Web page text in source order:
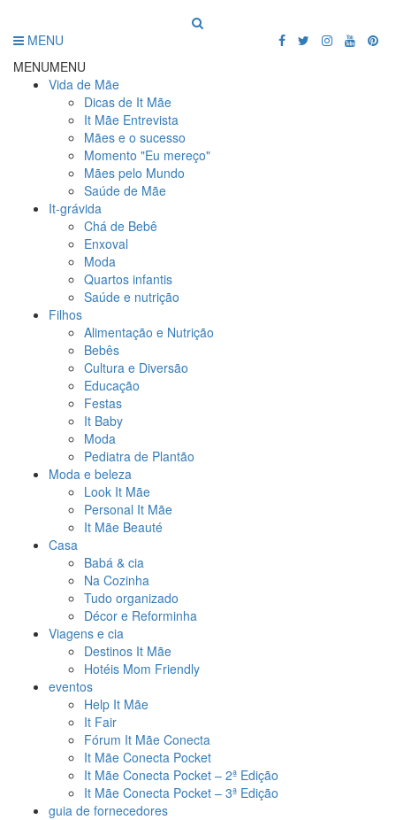
MENU
MENUMENU
Vida de Mãe
Dicas de It Mãe
It Mãe Entrevista
Mães e o sucesso
Momento "Eu mereço"
Mães pelo Mundo
Saúde de Mãe
It-grávida
Chá de Bebê
Enxoval
Moda
Quartos infantis
Saúde e nutrição
Filhos
Alimentação e Nutrição
Bebês
Cultura e Diversão
Educação
Festas
It Baby
Moda
Pediatra de Plantão
Moda e beleza
Look It Mãe
Personal It Mãe
It Mãe Beauté
Casa
Babá & cia
Na Cozinha
Tudo organizado
Décor e Reforminha
Viagens e cia
Destinos It Mãe
Hotéis Mom Friendly
eventos
Help It Mãe
It Fair
Fórum It Mãe Conecta
It Mãe Conecta Pocket
It Mãe Conecta Pocket – 2ª Edição
It Mãe Conecta Pocket – 3ª Edição
guia de fornecedores